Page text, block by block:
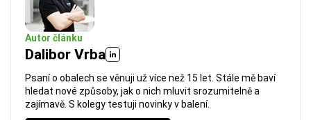
Autor článku
Dalibor Vrba
Psaní o obalech se věnuji už více než 15 let. Stále mě baví
hledat nové způsoby, jak o nich mluvit srozumitelně a
zajímavě. S kolegy testuji novinky v balení.